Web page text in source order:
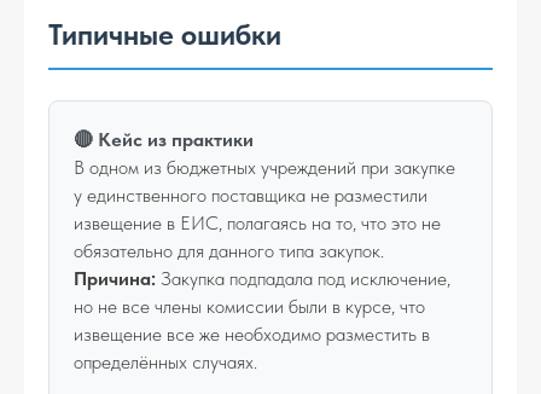
Типичные ошибки
🔴 Кейс из практики
В одном из бюджетных учреждений при закупке
у единственного поставщика не разместили
извещение в ЕИС, полагаясь на то, что это не
обязательно для данного типа закупок.
Причина: Закупка подпадала под исключение,
но не все члены комиссии были в курсе, что
извещение все же необходимо разместить в
определённых случаях.